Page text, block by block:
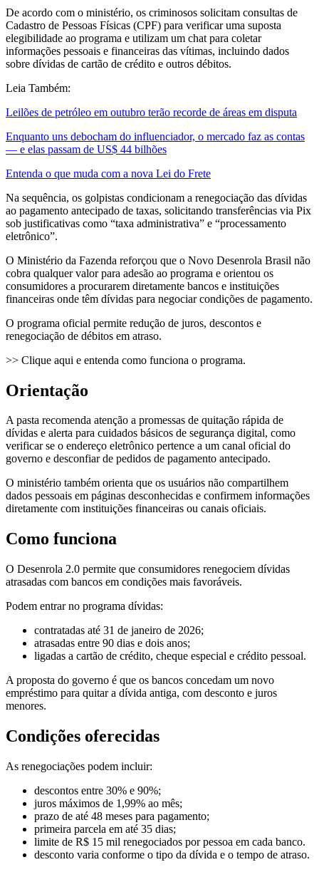
De acordo com o ministério, os criminosos solicitam consultas de
Cadastro de Pessoas Físicas (CPF) para verificar uma suposta
elegibilidade ao programa e utilizam um chat para coletar
informações pessoais e financeiras das vítimas, incluindo dados
sobre dívidas de cartão de crédito e outros débitos.
Leia Também:
Leilões de petróleo em outubro terão recorde de áreas em disputa
Enquanto uns debocham do influenciador, o mercado faz as contas
— e elas passam de US$ 44 bilhões
Entenda o que muda com a nova Lei do Frete
Na sequência, os golpistas condicionam a renegociação das dívidas
ao pagamento antecipado de taxas, solicitando transferências via Pix
sob justificativas como “taxa administrativa” e “processamento
eletrônico”.
O Ministério da Fazenda reforçou que o Novo Desenrola Brasil não
cobra qualquer valor para adesão ao programa e orientou os
consumidores a procurarem diretamente bancos e instituições
financeiras onde têm dívidas para negociar condições de pagamento.
O programa oficial permite redução de juros, descontos e
renegociação de débitos em atraso.
>> Clique aqui e entenda como funciona o programa.
Orientação
A pasta recomenda atenção a promessas de quitação rápida de
dívidas e alerta para cuidados básicos de segurança digital, como
verificar se o endereço eletrônico pertence a um canal oficial do
governo e desconfiar de pedidos de pagamento antecipado.
O ministério também orienta que os usuários não compartilhem
dados pessoais em páginas desconhecidas e confirmem informações
diretamente com instituições financeiras ou canais oficiais.
Como funciona
O Desenrola 2.0 permite que consumidores renegociem dívidas
atrasadas com bancos em condições mais favoráveis.
Podem entrar no programa dívidas:
contratadas até 31 de janeiro de 2026;
atrasadas entre 90 dias e dois anos;
ligadas a cartão de crédito, cheque especial e crédito pessoal.
A proposta do governo é que os bancos concedam um novo
empréstimo para quitar a dívida antiga, com desconto e juros
menores.
Condições oferecidas
As renegociações podem incluir:
descontos entre 30% e 90%;
juros máximos de 1,99% ao mês;
prazo de até 48 meses para pagamento;
primeira parcela em até 35 dias;
limite de R$ 15 mil renegociados por pessoa em cada banco.
desconto varia conforme o tipo da dívida e o tempo de atraso.